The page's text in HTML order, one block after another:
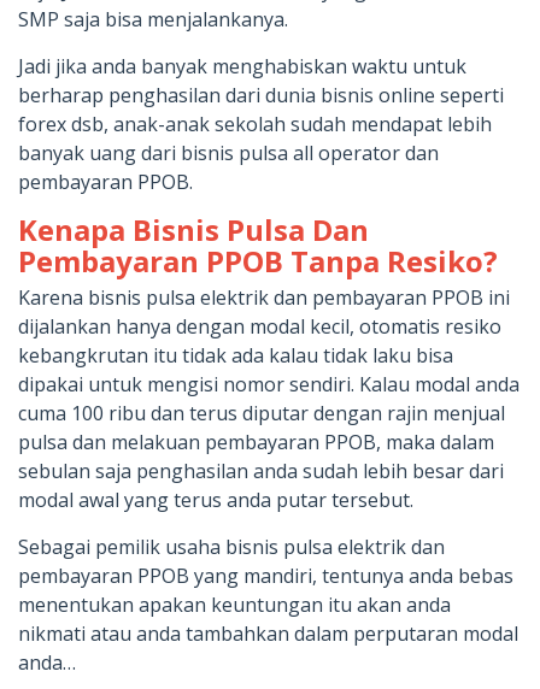
SMP saja bisa menjalankanya.
Jadi jika anda banyak menghabiskan waktu untuk
berharap penghasilan dari dunia bisnis online seperti
forex dsb, anak-anak sekolah sudah mendapat lebih
banyak uang dari bisnis pulsa all operator dan
pembayaran PPOB.
Kenapa Bisnis Pulsa Dan
Pembayaran PPOB Tanpa Resiko?
Karena bisnis pulsa elektrik dan pembayaran PPOB ini
dijalankan hanya dengan modal kecil, otomatis resiko
kebangkrutan itu tidak ada kalau tidak laku bisa
dipakai untuk mengisi nomor sendiri. Kalau modal anda
cuma 100 ribu dan terus diputar dengan rajin menjual
pulsa dan melakuan pembayaran PPOB, maka dalam
sebulan saja penghasilan anda sudah lebih besar dari
modal awal yang terus anda putar tersebut.
Sebagai pemilik usaha bisnis pulsa elektrik dan
pembayaran PPOB yang mandiri, tentunya anda bebas
menentukan apakan keuntungan itu akan anda
nikmati atau anda tambahkan dalam perputaran modal
anda…